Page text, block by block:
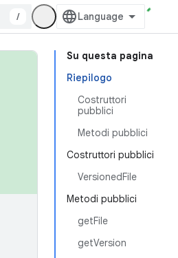
/
Su questa pagina
Riepilogo
Costruttori
pubblici
Metodi pubblici
Costruttori pubblici
VersionedFile
Metodi pubblici
getFile
getVersion